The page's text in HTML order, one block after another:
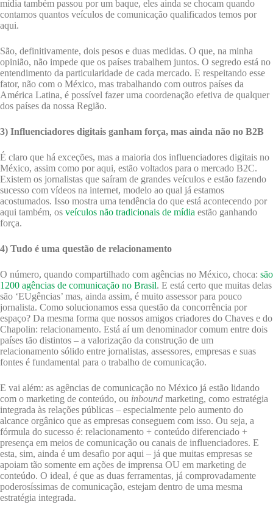
mídia também passou por um baque, eles ainda se chocam quando
contamos quantos veículos de comunicação qualificados temos por
aqui.
São, definitivamente, dois pesos e duas medidas. O que, na minha
opinião, não impede que os países trabalhem juntos. O segredo está no
entendimento da particularidade de cada mercado. E respeitando esse
fator, não com o México, mas trabalhando com outros países da
América Latina, é possível fazer uma coordenação efetiva de qualquer
dos países da nossa Região.
3) Influenciadores digitais ganham força, mas ainda não no B2B
É claro que há exceções, mas a maioria dos influenciadores digitais no
México, assim como por aqui, estão voltados para o mercado B2C.
Existem os jornalistas que saíram de grandes veículos e estão fazendo
sucesso com vídeos na internet, modelo ao qual já estamos
acostumados. Isso mostra uma tendência do que está acontecendo por
aqui também, os veículos não tradicionais de mídia estão ganhando
força.
4) Tudo é uma questão de relacionamento
O número, quando compartilhado com agências no México, choca: são
1200 agências de comunicação no Brasil. E está certo que muitas delas
são ‘EUgências’ mas, ainda assim, é muito assessor para pouco
jornalista. Como solucionamos essa questão da concorrência por
espaço? Da mesma forma que nossos amigos criadores do Chaves e do
Chapolin: relacionamento. Está aí um denominador comum entre dois
países tão distintos – a valorização da construção de um
relacionamento sólido entre jornalistas, assessores, empresas e suas
fontes é fundamental para o trabalho de comunicação.
E vai além: as agências de comunicação no México já estão lidando
com o marketing de conteúdo, ou inbound marketing, como estratégia
integrada às relações públicas – especialmente pelo aumento do
alcance orgânico que as empresas conseguem com isso. Ou seja, a
fórmula do sucesso é: relacionamento + conteúdo diferenciado +
presença em meios de comunicação ou canais de influenciadores. E
esta, sim, ainda é um desafio por aqui – já que muitas empresas se
apoiam tão somente em ações de imprensa OU em marketing de
conteúdo. O ideal, é que as duas ferramentas, já comprovadamente
poderosíssimas de comunicação, estejam dentro de uma mesma
estratégia integrada.